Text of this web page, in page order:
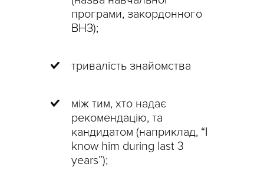
програми, закордонного
ВНЗ);
тривалість знайомства
між тим, хто надає
рекомендацію, та
кандидатом (наприклад, “I
know him during last 3
years”);